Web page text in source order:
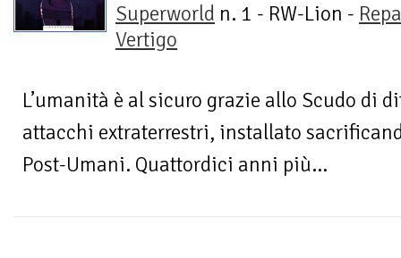
Superworld n. 1 - RW-Lion -
Vertigo
L’umanità è al sicuro grazie allo Scudo di
attacchi extraterrestri, installato
Post-Umani. Quattordici anni più...